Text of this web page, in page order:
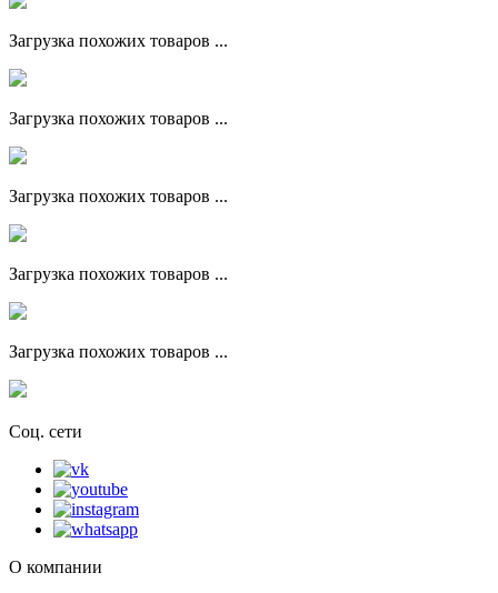
Загрузка похожих товаров ...
Загрузка похожих товаров ...
Загрузка похожих товаров ...
Загрузка похожих товаров ...
Загрузка похожих товаров ...
Соц. сети
О компании